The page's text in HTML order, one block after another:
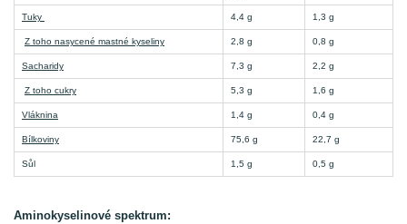
Tuky 4,4 g 1,3 g
Z toho nasycené mastné kyseliny 2,8 g 0,8 g
Sacharidy 7,3 g 2,2 g
Z toho cukry 5,3 g 1,6 g
Vláknina 1,4 g 0,4 g
Bílkoviny 75,6 g 22,7 g
Sůl 1,5 g 0,5 g
Aminokyselinové spektrum: